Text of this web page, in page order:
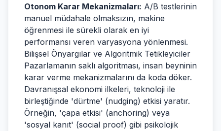
Otonom Karar Mekanizmaları: A/B testlerinin
manuel müdahale olmaksızın, makine
öğrenmesi ile sürekli olarak en iyi
performansı veren varyasyona yönlenmesi.
Bilişsel Önyargılar ve Algoritmik Tetikleyiciler
Pazarlamanın saklı algoritması, insan beyninin
karar verme mekanizmalarını da koda döker.
Davranışsal ekonomi ilkeleri, teknoloji ile
birleştiğinde 'dürtme' (nudging) etkisi yaratır.
Örneğin, 'çapa etkisi' (anchoring) veya
'sosyal kanıt' (social proof) gibi psikolojik